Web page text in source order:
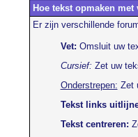
Hoe tekst opmaken
Er zijn verschillende
Vet: Omsluit uw
Cursief: Zet uw
Onderstrepen: Zet
Tekst links
Tekst centreren: